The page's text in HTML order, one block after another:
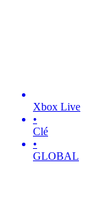
Xbox Live
•
Clé
•
GLOBAL